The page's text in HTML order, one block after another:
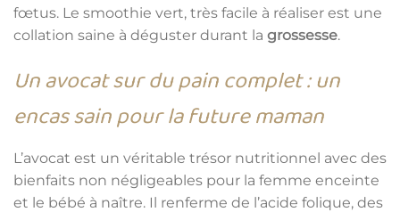
fœtus. Le smoothie vert, très facile à réaliser est une
collation saine à déguster durant la grossesse.
Un avocat sur du pain complet : un
encas sain pour la future maman
L’avocat est un véritable trésor nutritionnel avec des
bienfaits non négligeables pour la femme enceinte
et le bébé à naître. Il renferme de l’acide folique, des